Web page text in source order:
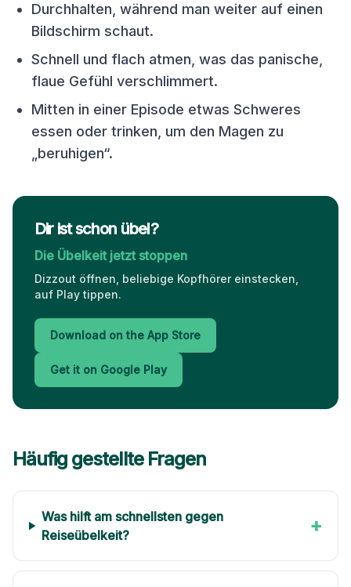
Durchhalten, während man weiter auf einen
Bildschirm schaut.
Schnell und flach atmen, was das panische,
flaue Gefühl verschlimmert.
Mitten in einer Episode etwas Schweres
essen oder trinken, um den Magen zu
„beruhigen“.
Dir ist schon übel?
Die Übelkeit jetzt stoppen
Dizzout öffnen, beliebige Kopfhörer einstecken,
auf Play tippen.
Download on the App Store
Get it on Google Play
Häufig gestellte Fragen
Was hilft am schnellsten gegen
Reiseübelkeit?
+